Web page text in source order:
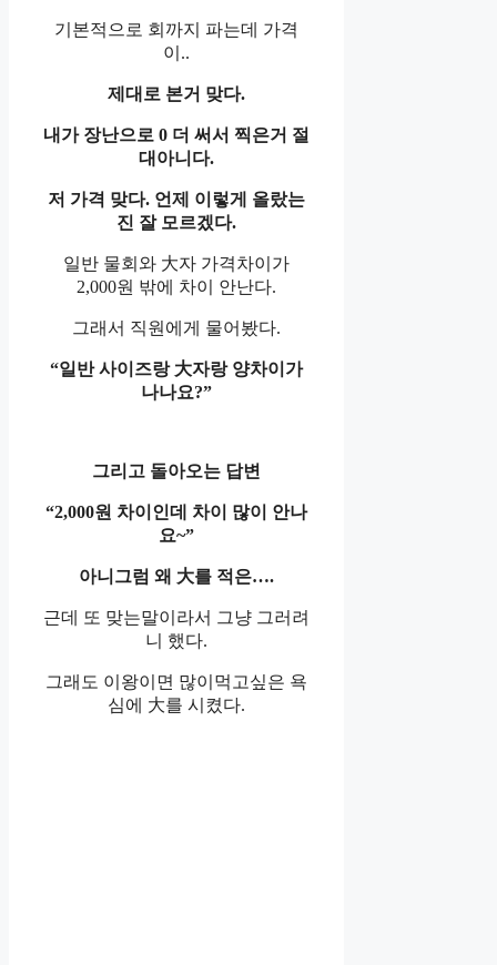
기본적으로 회까지 파는데 가격
이..
제대로 본거 맞다.
내가 장난으로 0 더 써서 찍은거 절
대아니다.
저 가격 맞다. 언제 이렇게 올랐는
진 잘 모르겠다.
일반 물회와 大자 가격차이가
2,000원 밖에 차이 안난다.
그래서 직원에게 물어봤다.
“일반 사이즈랑 大자랑 양차이가
나나요?”
그리고 돌아오는 답변
“2,000원 차이인데 차이 많이 안나
요~”
아니그럼 왜 大를 적은….
근데 또 맞는말이라서 그냥 그러려
니 했다.
그래도 이왕이면 많이먹고싶은 욕
심에 大를 시켰다.